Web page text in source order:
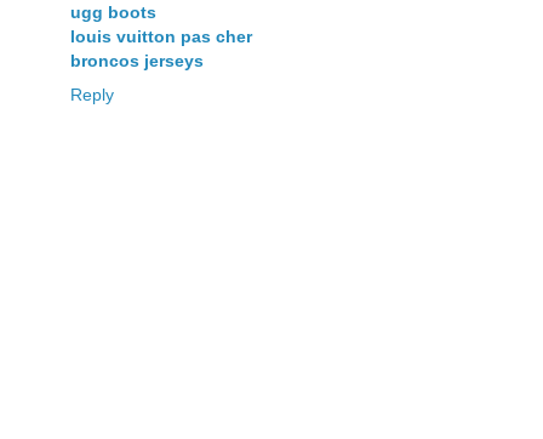
ugg boots
louis vuitton pas cher
broncos jerseys
Reply